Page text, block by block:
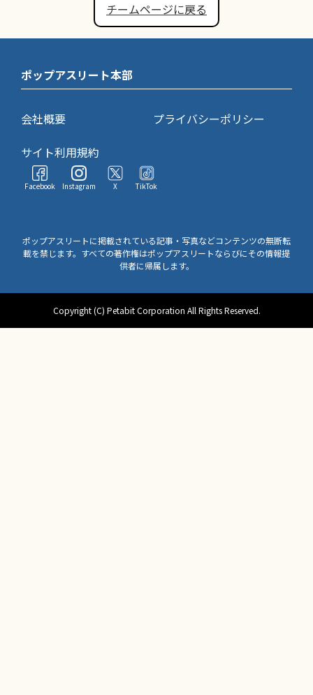
チームページに戻る
ポップアスリート本部
会社概要
プライバシーポリシー
サイト利用規約
Facebook Instagram X TikTok
ポップアスリートに掲載されている記事・写真などコンテンツの無断転
載を禁じます。すべての著作権はポップアスリートならびにその情報提
供者に帰属します。
Copyright (C) Petabit Corporation All Rights Reserved.